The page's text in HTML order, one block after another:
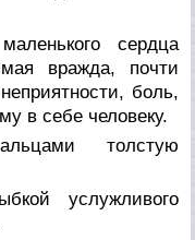
сердца
вражда, почти
боль,
в себе человеку.
толстую
услужливого